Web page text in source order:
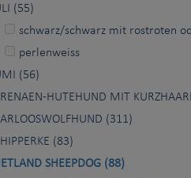
(55)
schwarz/schwarz mit rostroten
perlenweiss
(56)
HUTEHUND MIT
(311)
(83)
SHEEPDOG (88)